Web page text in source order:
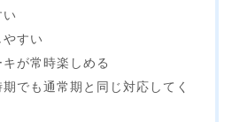
すい
キが常時楽しめる
でも通常期と同じ対応してく